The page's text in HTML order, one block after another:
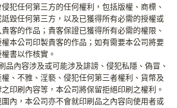
犯任何第三方的任何權利，包括版權、商標、
毀任何第三方，以及已獲得所有必需的授權或
客的作品；貴客保證已獲得所有必需的權限、
本公司印製貴客的作品；如有需要本公司將要
書以作核實。
品內容涉及或可能涉及誹謗、侵犯私隱、偽冒、
、不雅、淫褻、侵犯任何第三者權利、貨幣及
印刷內容等，本公司將保留拒絕印刷之權利。
內，本公司亦不會就印刷品之內容向使用者或